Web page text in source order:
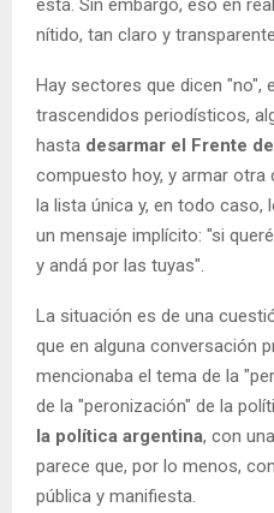
está. Sin embargo, eso en
nítido, tan claro y
Hay sectores que dicen "no",
trascendidos periodísticos,
hasta desarmar el Frente
compuesto hoy, y armar otra
la lista única y, en todo caso,
un mensaje implícito: "si
y andá por las tuyas".
La situación es de una
que en alguna conversación
mencionaba el tema de la
de la "peronización" de la
la política argentina, con
parece que, por lo menos,
pública y manifiesta.